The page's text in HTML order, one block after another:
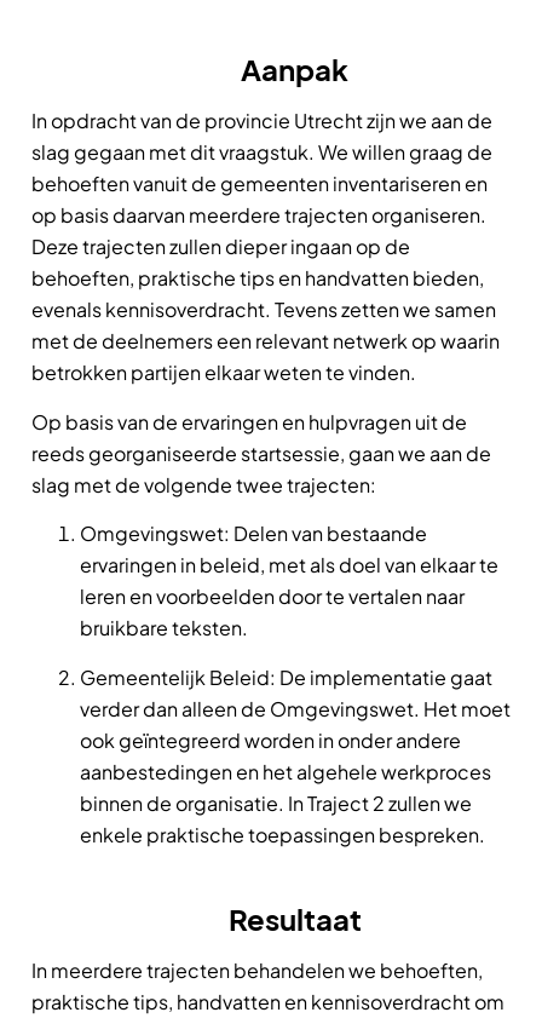
Aanpak
In opdracht van de provincie Utrecht zijn we aan de
slag gegaan met dit vraagstuk. We willen graag de
behoeften vanuit de gemeenten inventariseren en
op basis daarvan meerdere trajecten organiseren.
Deze trajecten zullen dieper ingaan op de
behoeften, praktische tips en handvatten bieden,
evenals kennisoverdracht. Tevens zetten we samen
met de deelnemers een relevant netwerk op waarin
betrokken partijen elkaar weten te vinden.
Op basis van de ervaringen en hulpvragen uit de
reeds georganiseerde startsessie, gaan we aan de
slag met de volgende twee trajecten:
Omgevingswet: Delen van bestaande
ervaringen in beleid, met als doel van elkaar te
leren en voorbeelden door te vertalen naar
bruikbare teksten.
Gemeentelijk Beleid: De implementatie gaat
verder dan alleen de Omgevingswet. Het moet
ook geïntegreerd worden in onder andere
aanbestedingen en het algehele werkproces
binnen de organisatie. In Traject 2 zullen we
enkele praktische toepassingen bespreken.
Resultaat
In meerdere trajecten behandelen we behoeften,
praktische tips, handvatten en kennisoverdracht om